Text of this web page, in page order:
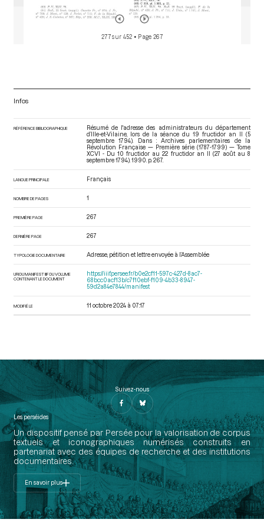
277 sur 452 • Page 267
Infos
RÉFÉRENCE BIBLIOGRAPHIQUE
Résumé de l'adresse des administrateurs du département
d’Ille-et-Vilaine, lors de la séance du 19 fructidor an II (5
septembre 1794). Dans : Archives parlementaires de la
Révolution Française — Première série (1787-1799) — Tome
XCVI - Du 10 fructidor au 22 fructidor an II (27 août au 8
septembre 1794) . 1990. p. 267.
LANGUE PRINCIPALE Français
NOMBRE DE PAGES 1
PREMIÈRE PAGE 267
DERNIÈRE PAGE 267
TYPOLOGIE DOCUMENTAIRE Adresse, pétition et lettre envoyée à l’Assemblée
URI DU MANIFEST IIIF DU VOLUME
CONTENANT LE DOCUMENT
https://iiif.persee.fr/b0e2cf11-597c-427d-8ac7-
68bcc0acf13b/c7f10ebf-f109-4b33-8947-
59d2a84e7844/manifest
MODIFIÉ LE 11 octobre 2024 à 07:17
Suivez-nous
Les perséides
Un dispositif pensé par Persée pour la valorisation de corpus
textuels et iconographiques numérisés construits en
partenariat avec des équipes de recherche et des institutions
documentaires.
En savoir plus